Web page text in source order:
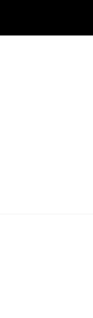
content